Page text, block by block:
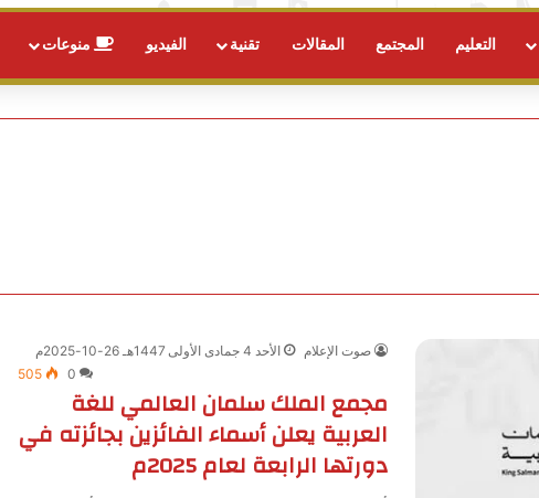
التعليم المجتمع المقالات تقنية الفيديو منوعات
صوت الإعلام
الأحد 4 جمادى الأولى 1447هـ 26-10-2025م
0
505
مجمع الملك سلمان العالمي للغة
العربية يعلن أسماء الفائزين بجائزته في
دورتها الرابعة لعام 2025م